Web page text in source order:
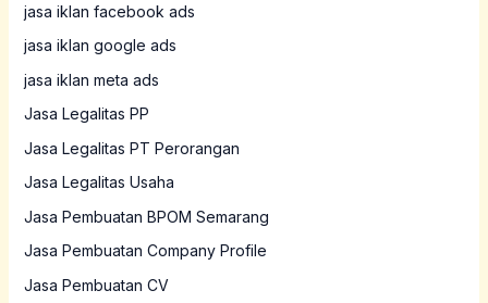
jasa iklan facebook ads
jasa iklan google ads
jasa iklan meta ads
Jasa Legalitas PP
Jasa Legalitas PT Perorangan
Jasa Legalitas Usaha
Jasa Pembuatan BPOM Semarang
Jasa Pembuatan Company Profile
Jasa Pembuatan CV